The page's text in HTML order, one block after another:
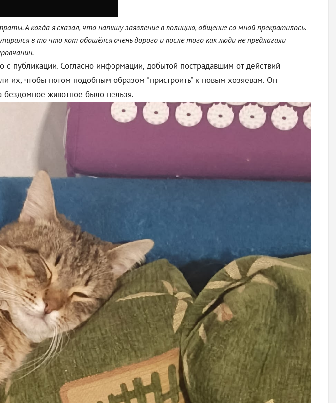
А когда я сказал, что напишу заявление в полицию, общение со мной прекратилось.
в то что кот обошёлся очень дорого и после того как люди не предлагали
публикации. Согласно информации, добытой пострадавшим от действий
их, чтобы потом подобным образом "пристроить" к новым хозяевам. Он
бездомное животное было нельзя.